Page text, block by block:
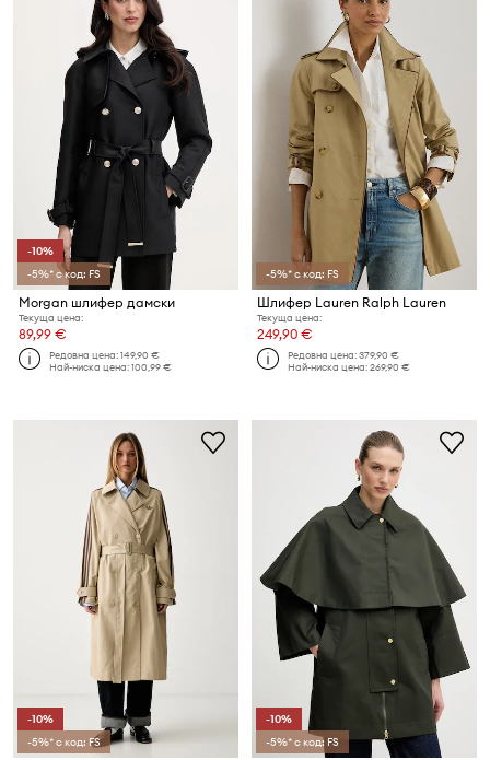
-10%
-5%* с код: FS
Morgan шлифер дамски
Текуща цена:
89,99 €
Редовна цена:149,90 €
Най-ниска цена:100,99 €
-5%* с код: FS
Шлифер Lauren Ralph Lauren
Текуща цена:
249,90 €
Редовна цена:379,90 €
Най-ниска цена:269,90 €
-10%
-5%* с код: FS
-10%
-5%* с код: FS